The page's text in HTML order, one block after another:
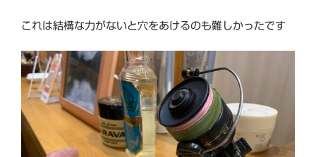
これは結構な力がないと穴をあけるのも難しかったです